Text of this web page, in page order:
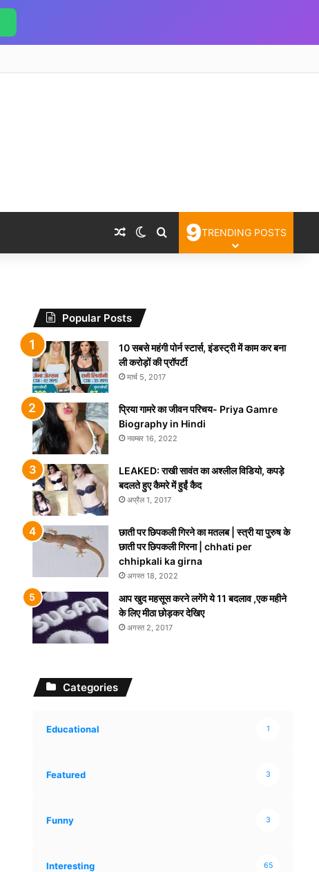
Random Article
Switch skin
Search for
9TRENDING POSTS
Popular Posts
10 सबसे महंगी पोर्न स्टार्स, इंडस्ट्री में काम कर बना
ली करोड़ों की प्रॉपर्टी
मार्च 5, 2017
प्रिया गामरे का जीवन परिचय- Priya Gamre
Biography in Hindi
नवम्बर 16, 2022
LEAKED: राखी सावंत का अश्लील विडियो, कपड़े
बदलते हुए कैमरे में हुईं कैद
अप्रैल 1, 2017
छाती पर छिपकली गिरने का मतलब | स्त्री या पुरुष के
छाती पर छिपकली गिरना | chhati per
chhipkali ka girna
अगस्त 18, 2022
आप खुद महसूस करने लगेंगे ये 11 बदलाव ,एक महीने
के लिए मीठा छोड़कर देखिए
अगस्त 2, 2017
Categories
Educational 1
Featured 3
Funny 3
Interesting 65